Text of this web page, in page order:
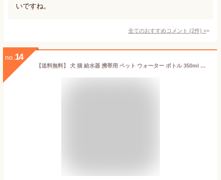
いですね。
全てのおすすめコメント (2件) >
no. 14
【送料無料】 犬 猫 給水器 携帯用 ペット ウォーター ボトル 350ml 水槽付き 水漏れ防止 BPAフリー 犬猫 散歩 旅行用品 携帯便利 軽量タイプ 小型 中型 大型 ロック付き 水いれ ミニ mini かわいデザイン